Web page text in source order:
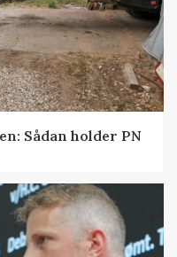
Sådan holder PN